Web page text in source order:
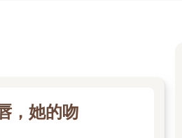
平的事。阿媽在時代的變化當中，
台語裡的美麗詞彙，並且將其寫成
，她的吻